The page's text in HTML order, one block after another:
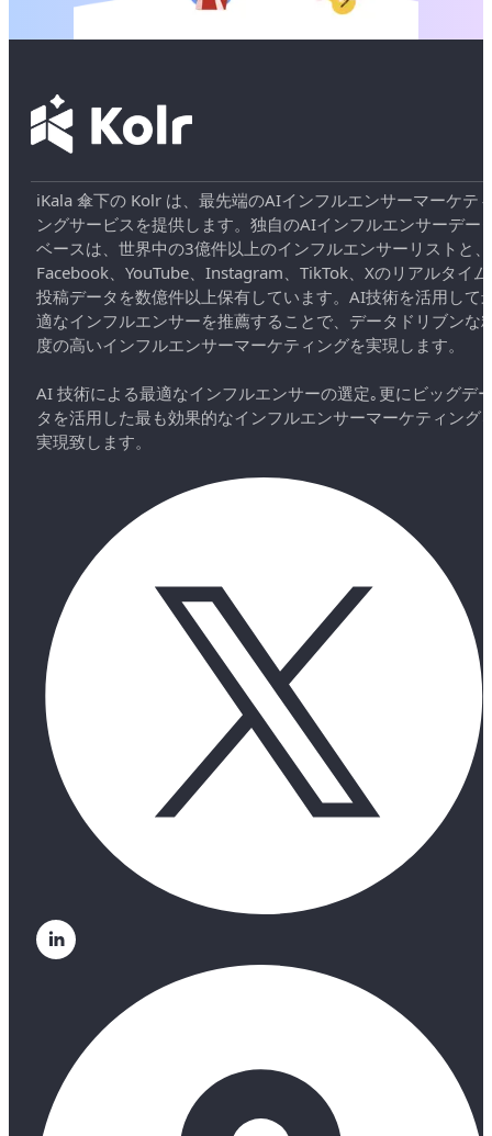
iKala 傘下の Kolr は、最先端のAIインフルエンサーマーケテ
ングサービスを提供します。独自のAIインフルエンサーデー
ベースは、世界中の3億件以上のインフルエンサーリストと、
Facebook、YouTube、Instagram、TikTok、Xのリアルタイム
投稿データを数億件以上保有しています。AI技術を活用して
適なインフルエンサーを推薦することで、データドリブンな
度の高いインフルエンサーマーケティングを実現します。
AI 技術による最適なインフルエンサーの選定｡更にビッグデ
タを活用した最も効果的なインフルエンサーマーケティング
実現致します。